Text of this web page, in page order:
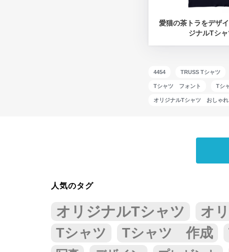
愛猫の茶トラをデザ
ジナルTシャ
4454 TRUSS Tシャツ
Tシャツ フォント Tシ
オリジナルTシャツ おしゃれ
人気のタグ
オリジナルTシャツ オ
Tシャツ
Tシャツ 作成